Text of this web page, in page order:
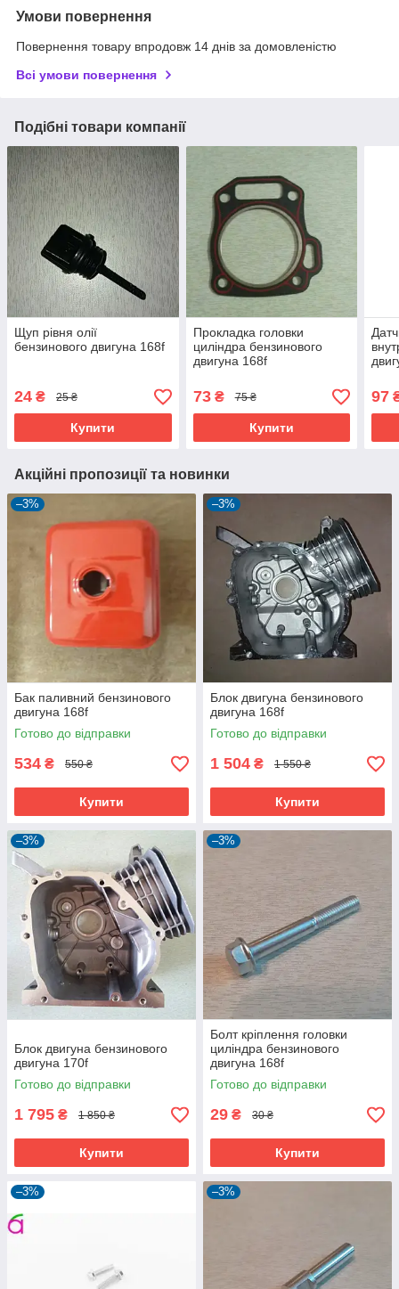
Умови повернення
Повернення товару впродовж 14 днів за домовленістю
Всі умови повернення
Подібні товари компанії
Щуп рівня олії
бензинового двигуна 168f
24 ₴ 25 ₴
Купити
Прокладка головки
циліндра бензинового
двигуна 168f
73₴ 75 ₴
Купити
97
Акційні пропозиції та новинки
–3%
Бак паливний бензинового
двигуна 168f
Готово до відправки
534 ₴ 550 ₴
Купити
–3%
Блок двигуна бензинового
двигуна 168f
Готово до відправки
1 504 ₴ 1 550 ₴
Купити
–3%
Блок двигуна бензинового
двигуна 170f
Готово до відправки
1 795 ₴ 1 850 ₴
Купити
–3%
Болт кріплення головки
циліндра бензинового
двигуна 168f
Готово до відправки
29 ₴ 30 ₴
Купити
–3% –3%